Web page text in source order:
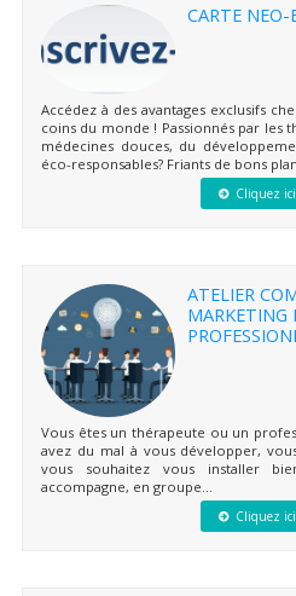
CARTE NEO-
Accédez à des avantages exclusifs
coins du monde ! Passionnés par les
médecines douces, du
éco-responsables? Friants de bons
Cliquez ici
ATELIER
MARKETING
Vous êtes un thérapeute ou un
avez du mal à vous développer,
vous souhaitez vous installer
accompagne, en groupe...
Cliquez ici